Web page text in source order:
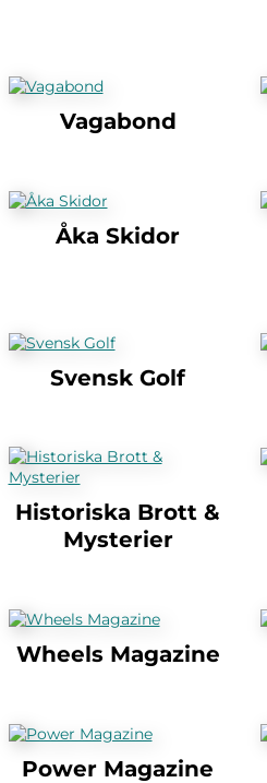
Vagabond
Åka Skidor
Svensk Golf
Historiska Brott &
Mysterier
Wheels Magazine
Power Magazine